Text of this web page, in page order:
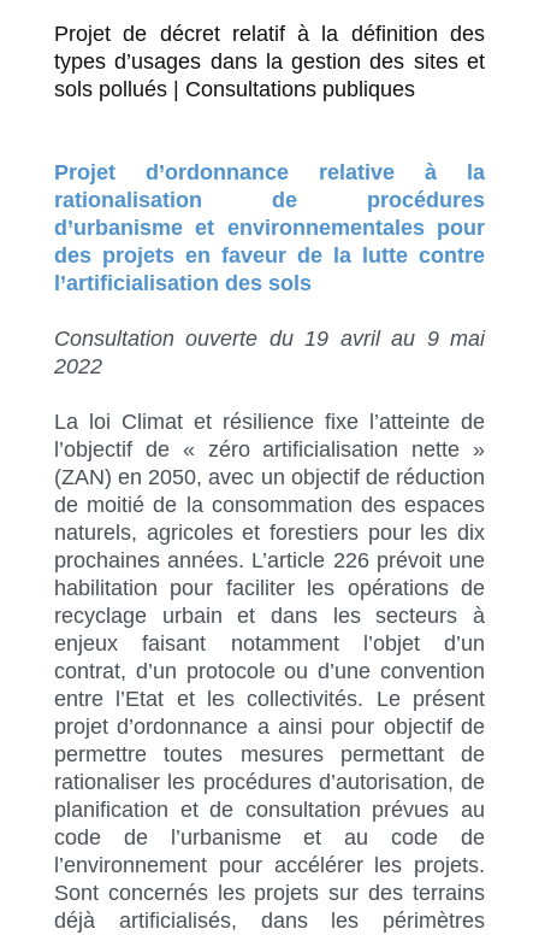
Projet de décret relatif à la définition des
types d’usages dans la gestion des sites et
sols pollués | Consultations publiques
Projet d’ordonnance relative à la
rationalisation de procédures
d’urbanisme et environnementales pour
des projets en faveur de la lutte contre
l’artificialisation des sols
Consultation ouverte du 19 avril au 9 mai
2022
La loi Climat et résilience fixe l’atteinte de
l’objectif de « zéro artificialisation nette »
(ZAN) en 2050, avec un objectif de réduction
de moitié de la consommation des espaces
naturels, agricoles et forestiers pour les dix
prochaines années. L’article 226 prévoit une
habilitation pour faciliter les opérations de
recyclage urbain et dans les secteurs à
enjeux faisant notamment l’objet d’un
contrat, d’un protocole ou d’une convention
entre l’Etat et les collectivités. Le présent
projet d’ordonnance a ainsi pour objectif de
permettre toutes mesures permettant de
rationaliser les procédures d’autorisation, de
planification et de consultation prévues au
code de l’urbanisme et au code de
l’environnement pour accélérer les projets.
Sont concernés les projets sur des terrains
déjà artificialisés, dans les périmètres